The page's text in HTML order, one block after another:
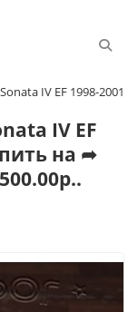
IV EF 1998-2001
IV EF
на ➦